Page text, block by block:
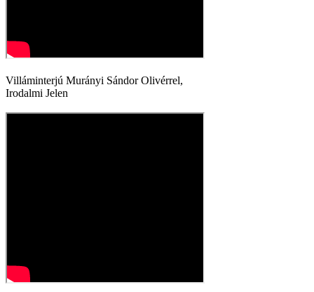
Villáminterjú Murányi Sándor Olivérrel,
Irodalmi Jelen